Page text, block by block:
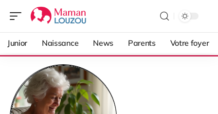
Junior Naissance News Parents Votre foyer